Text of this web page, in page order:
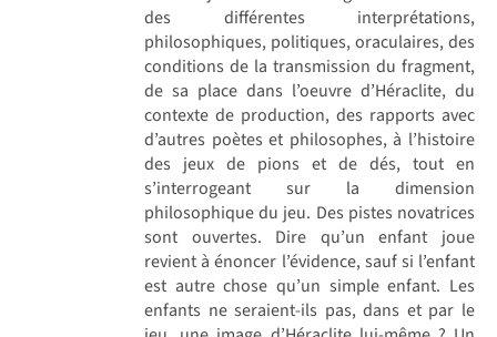
des différentes interprétations,
philosophiques, politiques, oraculaires, des
conditions de la transmission du fragment,
de sa place dans l’oeuvre d’Héraclite, du
contexte de production, des rapports avec
d’autres poètes et philosophes, à l’histoire
des jeux de pions et de dés, tout en
s’interrogeant sur la dimension
philosophique du jeu. Des pistes novatrices
sont ouvertes. Dire qu’un enfant joue
revient à énoncer l’évidence, sauf si l’enfant
est autre chose qu’un simple enfant. Les
enfants ne seraient-ils pas, dans et par le